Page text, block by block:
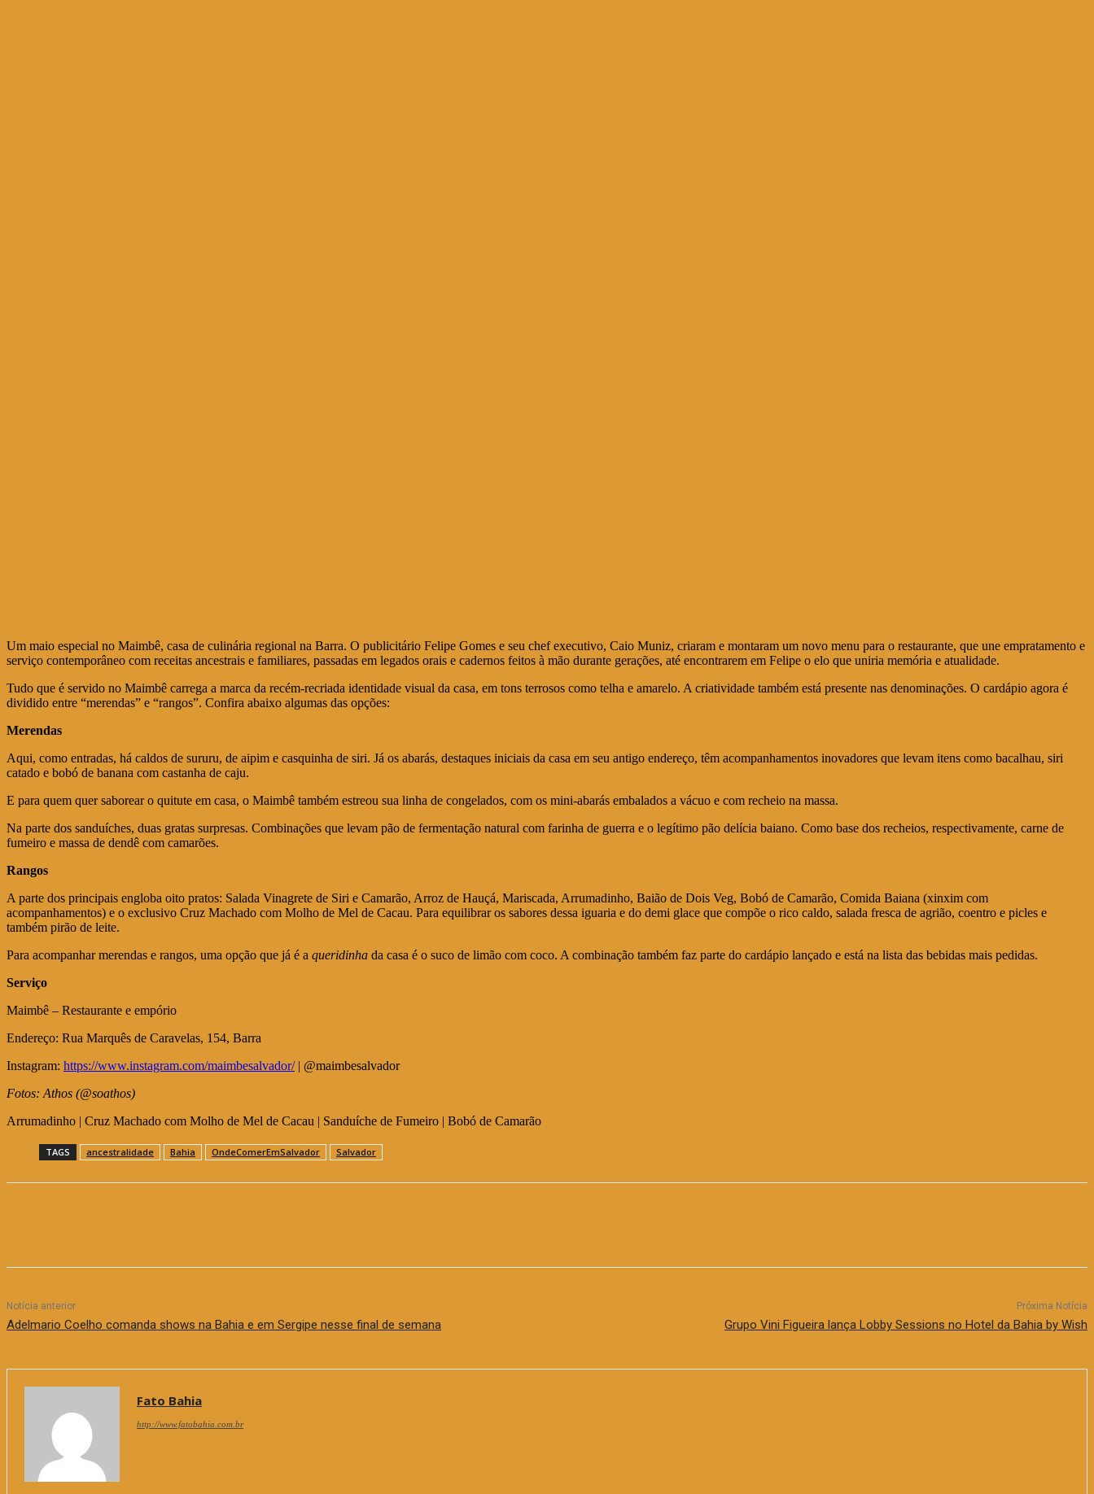
Um maio especial no Maimbê, casa de culinária regional na Barra. O publicitário Felipe Gomes e seu chef executivo, Caio Muniz, criaram e montaram um novo menu para o restaurante, que une empratamento e
serviço contemporâneo com receitas ancestrais e familiares, passadas em legados orais e cadernos feitos à mão durante gerações, até encontrarem em Felipe o elo que uniria memória e atualidade.
Tudo que é servido no Maimbê carrega a marca da recém-recriada identidade visual da casa, em tons terrosos como telha e amarelo. A criatividade também está presente nas denominações. O cardápio agora é
dividido entre “merendas” e “rangos”. Confira abaixo algumas das opções:
Merendas
Aqui, como entradas, há caldos de sururu, de aipim e casquinha de siri. Já os abarás, destaques iniciais da casa em seu antigo endereço, têm acompanhamentos inovadores que levam itens como bacalhau, siri
catado e bobó de banana com castanha de caju.
E para quem quer saborear o quitute em casa, o Maimbê também estreou sua linha de congelados, com os mini-abarás embalados a vácuo e com recheio na massa.
Na parte dos sanduíches, duas gratas surpresas. Combinações que levam pão de fermentação natural com farinha de guerra e o legítimo pão delícia baiano. Como base dos recheios, respectivamente, carne de
fumeiro e massa de dendê com camarões.
Rangos
A parte dos principais engloba oito pratos: Salada Vinagrete de Siri e Camarão, Arroz de Hauçá, Mariscada, Arrumadinho, Baião de Dois Veg, Bobó de Camarão, Comida Baiana (xinxim com
acompanhamentos) e o exclusivo Cruz Machado com Molho de Mel de Cacau. Para equilibrar os sabores dessa iguaria e do demi glace que compõe o rico caldo, salada fresca de agrião, coentro e picles e
também pirão de leite.
Para acompanhar merendas e rangos, uma opção que já é a queridinha da casa é o suco de limão com coco. A combinação também faz parte do cardápio lançado e está na lista das bebidas mais pedidas.
Serviço
Maimbê – Restaurante e empório
Endereço: Rua Marquês de Caravelas, 154, Barra
Instagram: https://www.instagram.com/maimbesalvador/| @maimbesalvador
Fotos: Athos (@soathos)
Arrumadinho | Cruz Machado com Molho de Mel de Cacau | Sanduíche de Fumeiro | Bobó de Camarão
TAGS ancestralidade Bahia OndeComerEmSalvador Salvador
Notícia anterior
Adelmario Coelho comanda shows na Bahia e em Sergipe nesse final de semana
Próxima Notícia
Grupo Vini Figueira lança Lobby Sessions no Hotel da Bahia by Wish
Fato Bahia
http://www.fatobahia.com.br